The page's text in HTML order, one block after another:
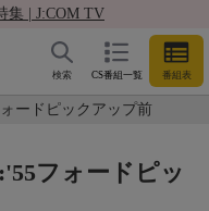
集 | J:COM TV
CS番組一覧 番組表
検索
ードピックアップ前
フォードピッ